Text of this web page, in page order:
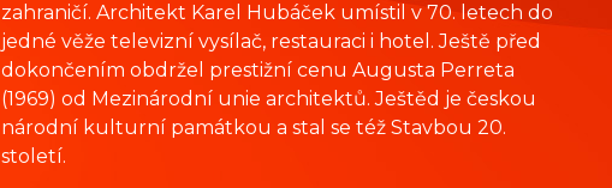
zahraničí. Architekt Karel Hubáček umístil v 70. letech do
jedné věže televizní vysílač, restauraci i hotel. Ještě před
dokončením obdržel prestižní cenu Augusta Perreta
(1969) od Mezinárodní unie architektů. Ještěd je českou
národní kulturní památkou a stal se též Stavbou 20.
století.